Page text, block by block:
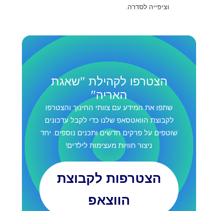
וציפייה לסדרה.
הצטרפו לקהילת "שאגת
האריה"
שתפו את המידע עם צוותי החינוך והצטרפו
לקבוצת הוואטסאפ שלנו כדי לקבל עדכונים
שוטפים על פרקים חדשים ותכנים נוספים. יחד
ניצור חוויות מעצימות לילדים!
הצטרפות לקבוצת
הווצאפ